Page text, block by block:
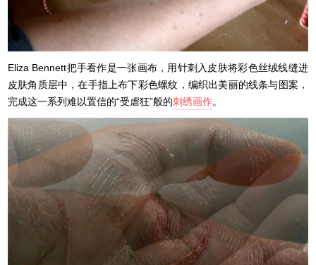
Eliza Bennett把手看作是一张画布，用针刺入皮肤将彩色丝绒线缝进
皮肤角质层中，在手指上布下彩色螺纹，编织出美丽的线条与图案，
完成这一系列难以置信的“受虐狂”般的刺绣画作。